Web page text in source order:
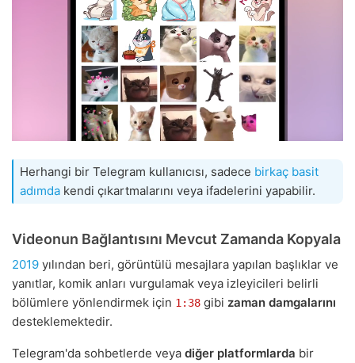
Herhangi bir Telegram kullanıcısı, sadece birkaç basit
adımda kendi çıkartmalarını veya ifadelerini yapabilir.
Videonun Bağlantısını Mevcut Zamanda Kopyala
2019 yılından beri, görüntülü mesajlara yapılan başlıklar ve
yanıtlar, komik anları vurgulamak veya izleyicileri belirli
bölümlere yönlendirmek için 1:38 gibi zaman damgalarını
desteklemektedir.
Telegram'da sohbetlerde veya diğer platformlarda bir